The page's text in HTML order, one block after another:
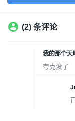
(2) 条评论
我的那个天
夸克没了